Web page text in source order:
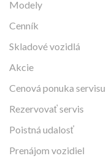
Modely
Cenník
Skladové vozidlá
Akcie
Cenová ponuka servisu
Rezervovať servis
Poistná udalosť
Prenájom vozidiel